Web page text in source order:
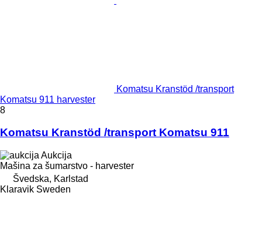
Komatsu Kranstöd /transport
Komatsu 911 harvester
8
Komatsu Kranstöd /transport Komatsu 911
Aukcija
Mašina za šumarstvo - harvester
Švedska, Karlstad
Klaravik Sweden